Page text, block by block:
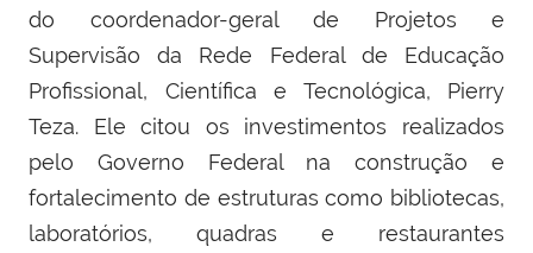
do coordenador-geral de Projetos e
Supervisão da Rede Federal de Educação
Profissional, Científica e Tecnológica, Pierry
Teza. Ele citou os investimentos realizados
pelo Governo Federal na construção e
fortalecimento de estruturas como bibliotecas,
laboratórios, quadras e restaurantes